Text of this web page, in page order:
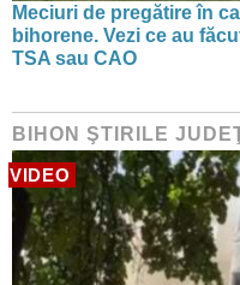
Meciuri de pregătire în
bihorene. Vezi ce au
TSA sau CAO
BIHON ŞTIRILE
VIDEO